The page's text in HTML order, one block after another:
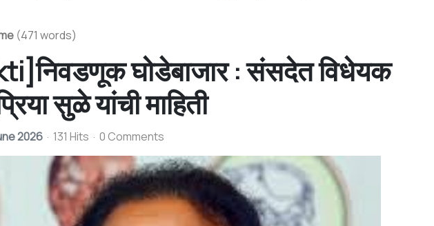
(471 words)
घोडेबाजार : संसदेत विधेयक
सुळे यांची माहिती
2026 131 Hits 0 Comments